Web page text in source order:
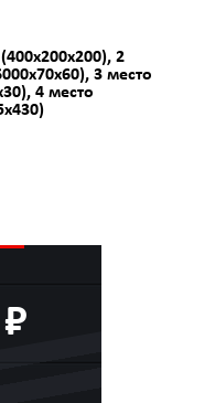
2
3 место
4 место